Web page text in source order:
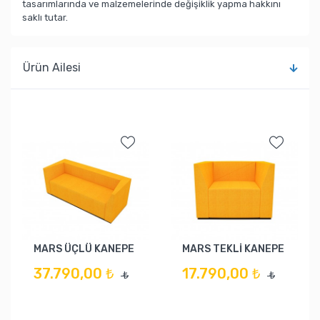
tasarımlarında ve malzemelerinde değişiklik yapma hakkını
saklı tutar.
Ürün Ailesi
MARS ÜÇLÜ KANEPE
37.790,00 ₺ ₺
MARS TEKLİ KANEPE
17.790,00 ₺ ₺